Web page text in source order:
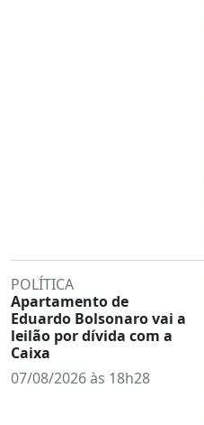
POLÍTICA
Apartamento de
Eduardo Bolsonaro vai a
leilão por dívida com a
Caixa
07/08/2026 às 18h28